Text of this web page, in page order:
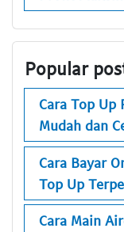
Popular
Cara Top Up
Mudah dan
Cara Bayar
Top Up
Cara Main